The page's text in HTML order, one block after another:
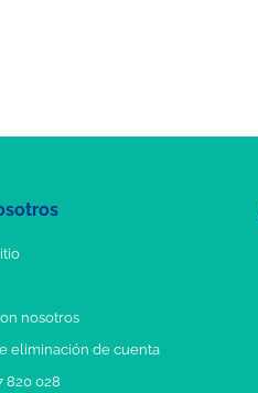
nosotros
eliminación de cuenta
820 028